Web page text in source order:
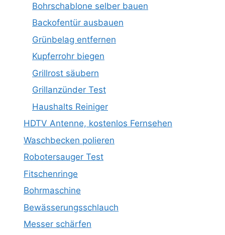
Bohrschablone selber bauen
Backofentür ausbauen
Grünbelag entfernen
Kupferrohr biegen
Grillrost säubern
Grillanzünder Test
Haushalts Reiniger
HDTV Antenne, kostenlos Fernsehen
Waschbecken polieren
Robotersauger Test
Fitschenringe
Bohrmaschine
Bewässerungsschlauch
Messer schärfen